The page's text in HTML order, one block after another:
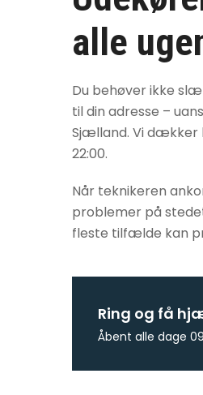
alle
Du behøver ikke
til din adresse –
Sjælland. Vi dækker
22:00.
Når teknikeren
problemer på
fleste tilfælde kan
Ring og få
Åbent alle dage